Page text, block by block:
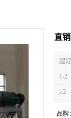
直
起
1-2
≥2
品牌